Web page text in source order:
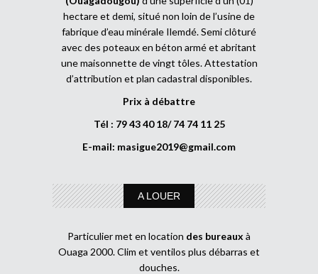
hectare et demi, situé non loin de l’usine de
fabrique d’eau minérale Ilemdé. Semi clôturé
avec des poteaux en béton armé et abritant
une maisonnette de vingt tôles. Attestation
d’attribution et plan cadastral disponibles.
Prix à débattre
Tél : 79 43 40 18/ 74 74 11 25
E-mail: masigue2019@gmail.com
A LOUER
Particulier met en location des bureaux à
Ouaga 2000. Clim et ventilos plus débarras et
douches.